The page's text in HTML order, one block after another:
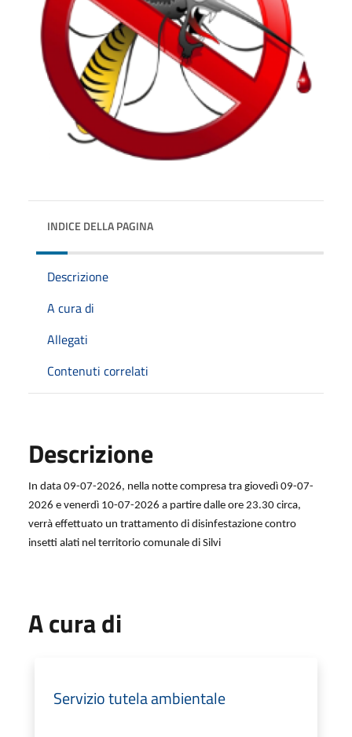
INDICE DELLA PAGINA
Descrizione
A cura di
Allegati
Contenuti correlati
Descrizione
In data 09-07-2026, nella notte compresa tra giovedì 09-07-
2026 e venerdì 10-07-2026 a partire dalle ore 23.30 circa,
verrà effettuato un trattamento di disinfestazione contro
insetti alati nel territorio comunale di Silvi
A cura di
Servizio tutela ambientale